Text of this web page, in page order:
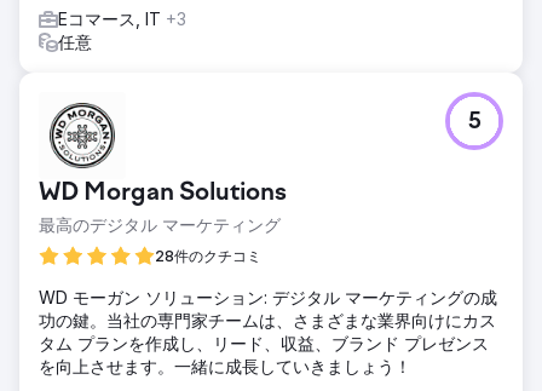
Eコマース, IT +3
任意
WD Morgan Solutions
最高のデジタル マーケティング
28件のクチコミ
5
WD モーガン ソリューション: デジタル マーケティングの成
功の鍵。当社の専門家チームは、さまざまな業界向けにカス
タム プランを作成し、リード、収益、ブランド プレゼンス
を向上させます。一緒に成長していきましょう！